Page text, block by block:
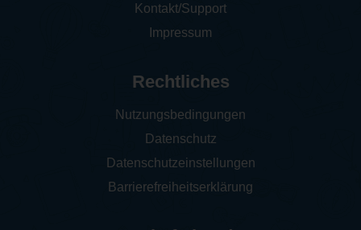
Kontakt/Support
Impressum
Rechtliches
Nutzungsbedingungen
Datenschutz
Datenschutzeinstellungen
Barrierefreiheitserklärung